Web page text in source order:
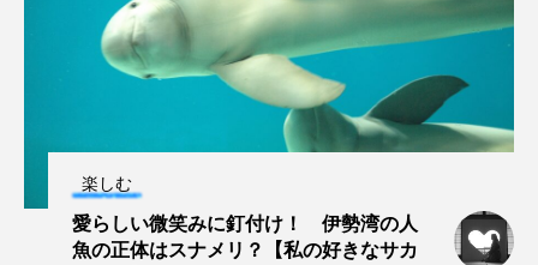
宍道湖自然館ゴビウス 宮古島 寄生
寿司 小樽
市立しものせき水族館・海響館 干支 干潟
楽しむ
愛らしい微笑みに釘付け！ 伊勢湾の人
魚の正体はスナメリ？【私の好きなサカ